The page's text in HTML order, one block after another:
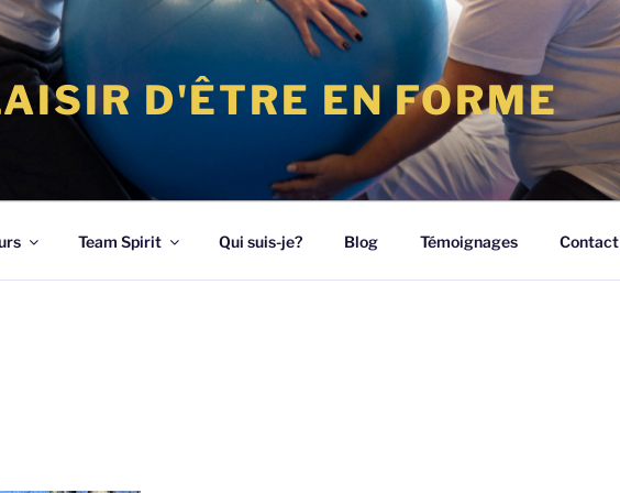
D'ÊTRE EN FORME
Team Spirit Qui suis-je? Blog Témoignages Contact